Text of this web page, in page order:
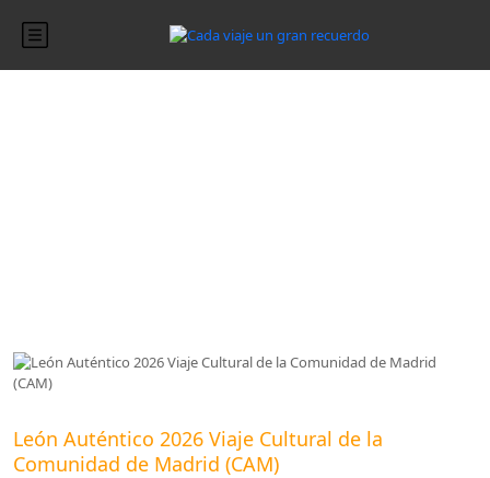
León Auténtico 2026 Viaje Cultural de la
Comunidad de Madrid (CAM)